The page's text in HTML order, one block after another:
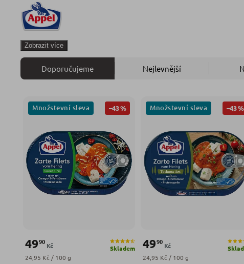
Zobrazit více
Doporučujeme Nejlevnější
Množstevní sleva –43 %
Skladem
4990
Kč
Měrná cena:
24,95 Kč / 100 g
Množstevní sleva –43 %
4990
Kč
Měrná cena:
24,95 Kč / 100 g